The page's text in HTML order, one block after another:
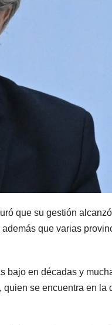
que su gestión alcanzó
que varias
bajo en décadas y
se encuentra en la
la
el Gran
con